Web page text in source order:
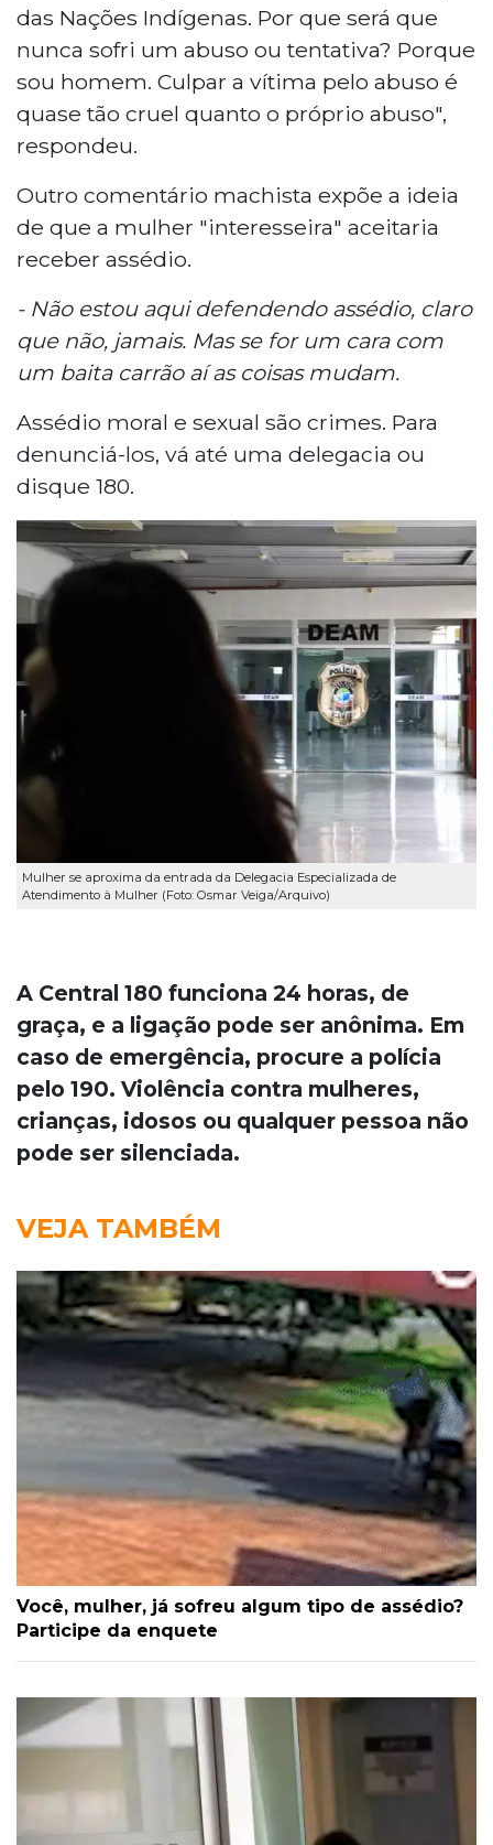
das Nações Indígenas. Por que será que
nunca sofri um abuso ou tentativa? Porque
sou homem. Culpar a vítima pelo abuso é
quase tão cruel quanto o próprio abuso",
respondeu.
Outro comentário machista expõe a ideia
de que a mulher "interesseira" aceitaria
receber assédio.
- Não estou aqui defendendo assédio, claro
que não, jamais. Mas se for um cara com
um baita carrão aí as coisas mudam.
Assédio moral e sexual são crimes. Para
denunciá-los, vá até uma delegacia ou
disque 180.
Mulher se aproxima da entrada da Delegacia Especializada de
Atendimento à Mulher (Foto: Osmar Veiga/Arquivo)
A Central 180 funciona 24 horas, de
graça, e a ligação pode ser anônima. Em
caso de emergência, procure a polícia
pelo 190. Violência contra mulheres,
crianças, idosos ou qualquer pessoa não
pode ser silenciada.
VEJA TAMBÉM
Você, mulher, já sofreu algum tipo de assédio?
Participe da enquete